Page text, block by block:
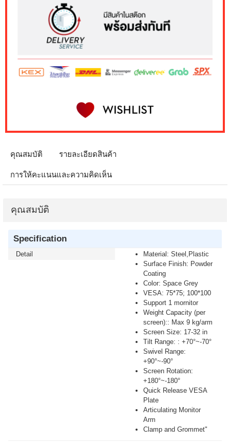
คุณสมบัติ รายละเอียดสินค้า
การให้คะแนนและความคิดเห็น
คุณสมบัติ
Specification
Detail
Material: Steel,Plastic
Surface Finish: Powder
Coating
Color: Space Grey
VESA: 75*75; 100*100
Support 1 mornitor
Weight Capacity (per
screen):: Max 9 kg/arm
Screen Size: 17-32 in
Tilt Range: : +70°~-70°
Swivel Range:
+90°~-90°
Screen Rotation:
+180°~-180°
Quick Release VESA
Plate
Articulating Monitor
Arm
Clamp and Grommet"